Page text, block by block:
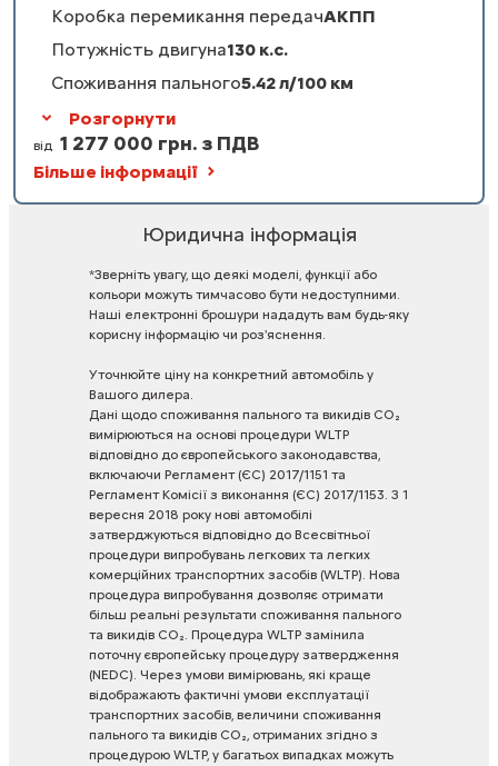
Коробка перемикання передачАКПП
Потужність двигуна130 к.с.
Споживання пального5.42 л/100 км
Розгорнути
від 1 277 000 грн. з ПДВ
Більше інформації
Юридична інформація
*Зверніть увагу, що деякі моделі, функції або
кольори можуть тимчасово бути недоступними.
Наші електронні брошури нададуть вам будь-яку
корисну інформацію чи роз'яснення.
Уточнюйте ціну на конкретний автомобіль у
Вашого дилера.
Дані щодо споживання пального та викидів CO₂
вимірюються на основі процедури WLTP
відповідно до європейського законодавства,
включаючи Регламент (ЄС) 2017/1151 та
Регламент Комісії з виконання (ЄС) 2017/1153. З 1
вересня 2018 року нові автомобілі
затверджуються відповідно до Всесвітньої
процедури випробувань легкових та легких
комерційних транспортних засобів (WLTP). Нова
процедура випробування дозволяє отримати
більш реальні результати споживання пального
та викидів CO₂. Процедура WLTP замінила
поточну європейську процедуру затвердження
(NEDC). Через умови вимірювань, які краще
відображають фактичні умови експлуатації
транспортних засобів, величини споживання
пального та викидів CO₂, отриманих згідно з
процедурою WLTP, у багатьох випадках можуть